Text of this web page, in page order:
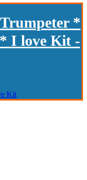
*
I love Kit -
Kit